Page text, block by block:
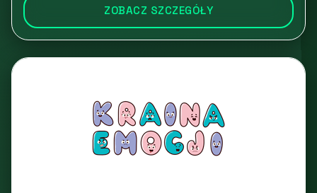
ZOBACZ SZCZEGÓŁY